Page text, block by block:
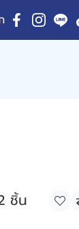
ชิ้น